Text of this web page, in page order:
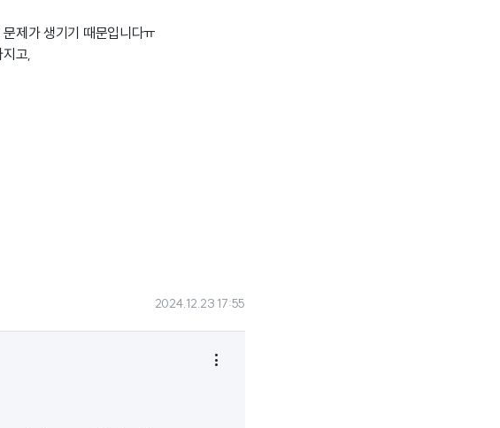
제가 생기기 때문입니다ㅠ
고,
2024.12.23 17:55
